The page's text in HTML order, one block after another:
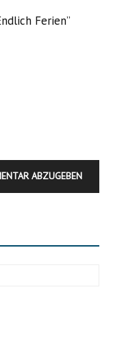
Ferien”
ABZUGEBEN